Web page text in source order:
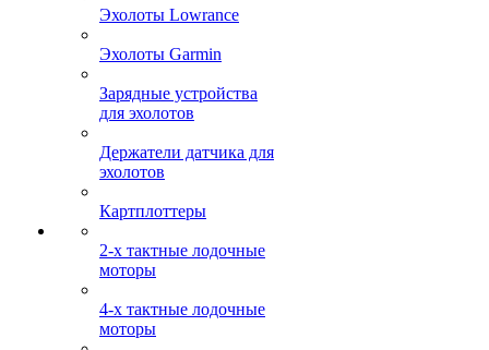
Эхолоты Lowrance
Эхолоты Garmin
Зарядные устройства
для эхолотов
Держатели датчика для
эхолотов
Картплоттеры
2-х тактные лодочные
моторы
4-х тактные лодочные
моторы